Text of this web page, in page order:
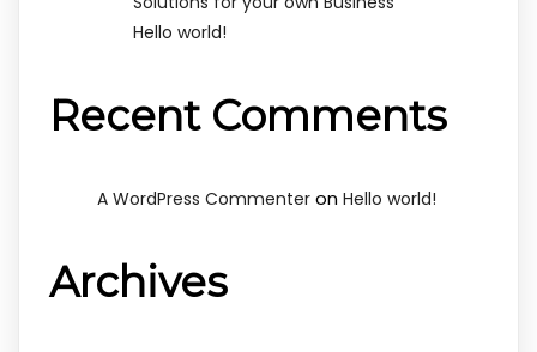
Hello world!
Recent Comments
A WordPress Commenter on Hello world!
Archives